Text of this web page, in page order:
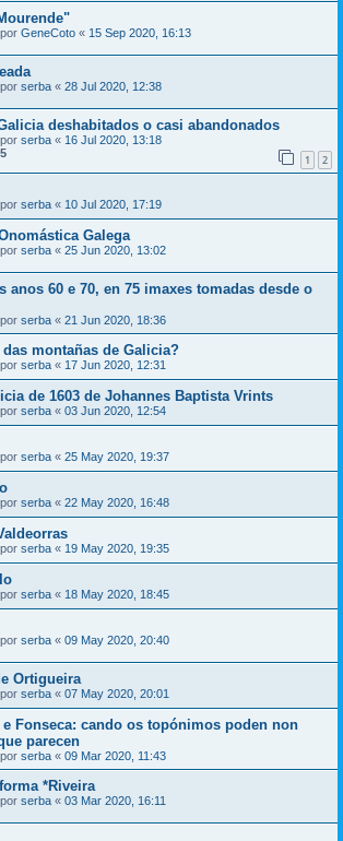
GeneCoto « 15 Sep 2020, 16:13
serba « 28 Jul 2020, 12:38
deshabitados o casi abandonados
serba « 16 Jul 2020, 13:18
1 2
serba « 10 Jul 2020, 17:19
Galega
serba « 25 Jun 2020, 13:02
anos 60 e 70, en 75 imaxes tomadas desde o
serba « 21 Jun 2020, 18:36
das montañas de Galicia?
serba « 17 Jun 2020, 12:31
de 1603 de Johannes Baptista Vrints
serba « 03 Jun 2020, 12:54
serba « 25 May 2020, 19:37
serba « 22 May 2020, 16:48
serba « 19 May 2020, 19:35
serba « 18 May 2020, 18:45
serba « 09 May 2020, 20:40
Ortigueira
serba « 07 May 2020, 20:01
e Fonseca: cando os topónimos poden non
parecen
serba « 09 Mar 2020, 11:43
*Riveira
serba « 03 Mar 2020, 16:11